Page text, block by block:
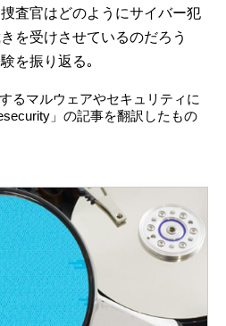
査官はどのようにサイバー犯
を受けさせているのだろう
を振り返る｡
るマルウェアやセキュリティに
」の記事を翻訳したもの